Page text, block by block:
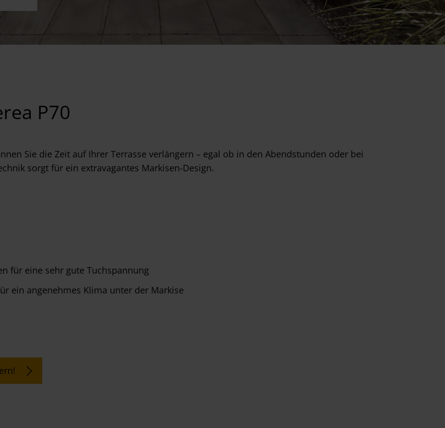
P70
Sie die Zeit auf Ihrer Terrasse verlängern – egal ob in den Abendstunden oder bei
sorgt für ein extravagantes Markisen-Design.
für eine sehr gute Tuchspannung
ein angenehmes Klima unter der Markise